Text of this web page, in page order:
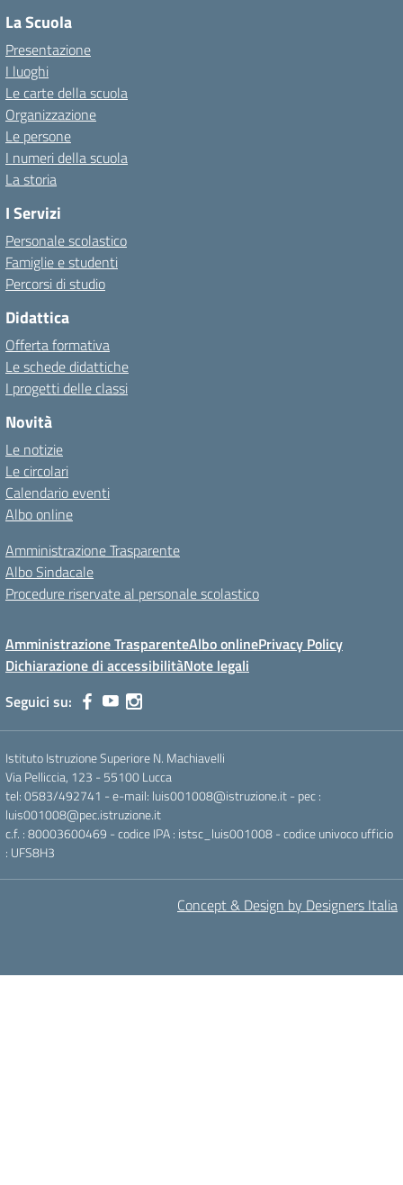
La Scuola
Presentazione
I luoghi
Le carte della scuola
Organizzazione
Le persone
I numeri della scuola
La storia
I Servizi
Personale scolastico
Famiglie e studenti
Percorsi di studio
Didattica
Offerta formativa
Le schede didattiche
I progetti delle classi
Novità
Le notizie
Le circolari
Calendario eventi
Albo online
Amministrazione Trasparente
Albo Sindacale
Procedure riservate al personale scolastico
Amministrazione TrasparenteAlbo onlinePrivacy Policy
Dichiarazione di accessibilitàNote legali
Seguici su:
Istituto Istruzione Superiore N. Machiavelli
Via Pelliccia, 123 - 55100 Lucca
tel: 0583/492741 - e-mail: luis001008@istruzione.it - pec :
luis001008@pec.istruzione.it
c.f. : 80003600469 - codice IPA : istsc_luis001008 - codice univoco ufficio
: UFS8H3
Concept & Design by Designers Italia